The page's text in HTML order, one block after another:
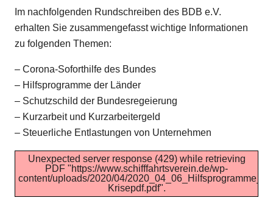
Im nachfolgenden Rundschreiben des BDB e.V.
erhalten Sie zusammengefasst wichtige Informationen
zu folgenden Themen:
– Corona-Soforthilfe des Bundes
– Hilfsprogramme der Länder
– Schutzschild der Bundesregeierung
– Kurzarbeit und Kurzarbeitergeld
– Steuerliche Entlastungen von Unternehmen
Unexpected server response (429) while retrieving
PDF "https://www.schifffahrtsverein.de/wp-
content/uploads/2020/04/
Krisepdf.pdf".